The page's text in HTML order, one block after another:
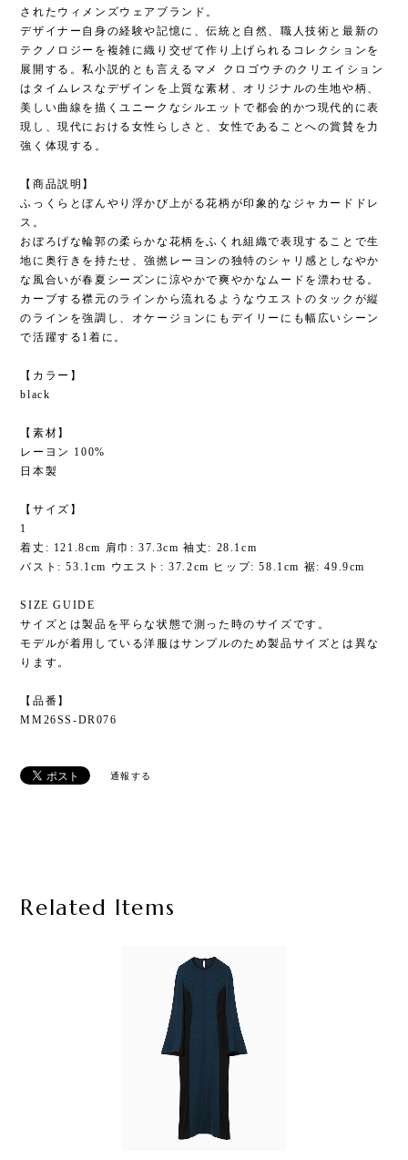
されたウィメンズウェアブランド。
デザイナー自身の経験や記憶に、伝統と自然、職人技術と最新の
テクノロジーを複雑に織り交ぜて作り上げられるコレクションを
展開する。私小説的とも言えるマメ クロゴウチのクリエイション
はタイムレスなデザインを上質な素材、オリジナルの生地や柄、
美しい曲線を描くユニークなシルエットで都会的かつ現代的に表
現し、現代における女性らしさと、女性であることへの賞賛を力
強く体現する。
【商品説明】
ふっくらとぼんやり浮かび上がる花柄が印象的なジャカードドレ
ス。
おぼろげな輪郭の柔らかな花柄をふくれ組織で表現することで生
地に奥行きを持たせ、強撚レーヨンの独特のシャリ感としなやか
な風合いが春夏シーズンに涼やかで爽やかなムードを漂わせる。
カーブする襟元のラインから流れるようなウエストのタックが縦
のラインを強調し、オケージョンにもデイリーにも幅広いシーン
で活躍する1着に。
【カラー】
black
【素材】
レーヨン 100%
日本製
【サイズ】
1
着丈: 121.8cm 肩巾: 37.3cm 袖丈: 28.1cm
バスト: 53.1cm ウエスト: 37.2cm ヒップ: 58.1cm 裾: 49.9cm
SIZE GUIDE
サイズとは製品を平らな状態で測った時のサイズです。
モデルが着用している洋服はサンプルのため製品サイズとは異な
ります。
【品番】
MM26SS-DR076
通報する
Related Items